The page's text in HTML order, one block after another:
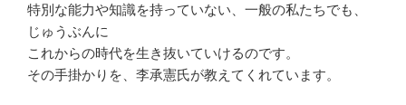
特別な能力や知識を持っていない、一般の私たちでも、
じゅうぶんに
これからの時代を生き抜いていけるのです。
その手掛かりを、李承憲氏が教えてくれています。